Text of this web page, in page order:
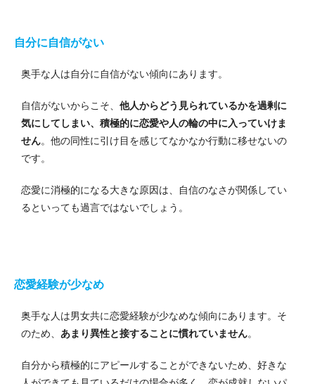
自分に自信がない
奥手な人は自分に自信がない傾向にあります。
自信がないからこそ、 他人からどう見られているかを過剰に
気にしてしまい、積極的に恋愛や人の輪の中に入っていけま
せん。他の同性に引け目を感じてなかなか行動に移せないの
です。
恋愛に消極的になる大きな原因は、自信のなさが関係してい
るといっても過言ではないでしょう。
恋愛経験が少なめ
奥手な人は男女共に恋愛経験が少なめな傾向にあります。 そ
のため、 あまり異性と接することに慣れていません。
自分から積極的にアピールすることができないため、好きな